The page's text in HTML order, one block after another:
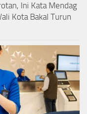
Ini Kata Mendag
Kota Bakal Turun